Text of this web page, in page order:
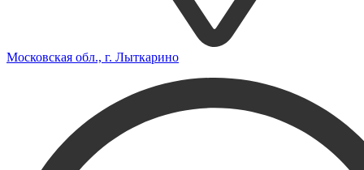
Московская обл., г. Лыткарино